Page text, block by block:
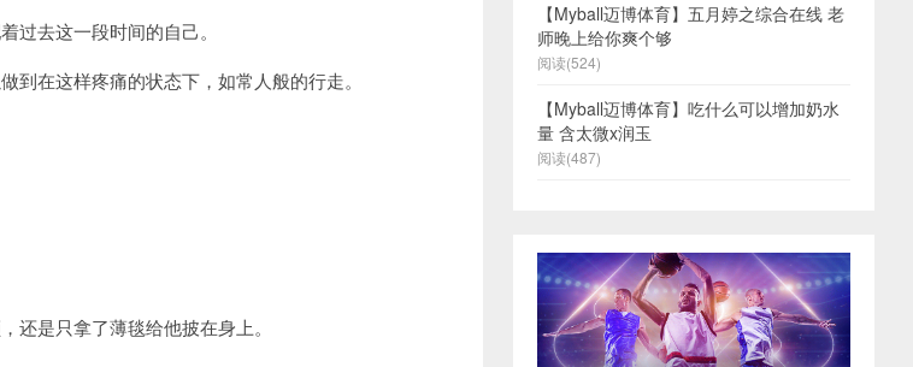
过去这一段时间的自己。
到在这样疼痛的状态下，如常人般的行走。
还是只拿了薄毯给他披在身上。
【Myball迈博体育】五月婷之综合在线 老
师晚上给你爽个够
阅读(524)
【Myball迈博体育】吃什么可以增加奶水
量 含太微x润玉
阅读(487)